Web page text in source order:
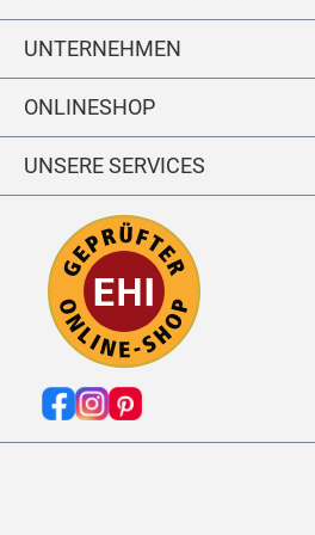
UNTERNEHMEN
ONLINESHOP
UNSERE SERVICES